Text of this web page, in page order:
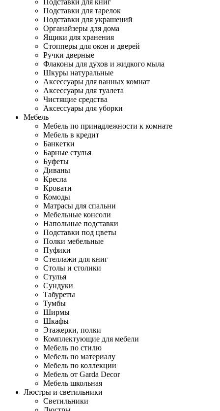
Подставки для книг
Подставки для тарелок
Подставки для украшений
Органайзеры для дома
Ящики для хранения
Стопперы для окон и дверей
Ручки дверные
Флаконы для духов и жидкого мыла
Шкуры натуральные
Аксессуары для ванных комнат
Аксессуары для туалета
Чистящие средства
Аксессуары для уборки
Мебель
Мебель по принадлежности к комнате
Мебель в кредит
Банкетки
Барные стулья
Буфеты
Диваны
Кресла
Кровати
Комоды
Матрасы для спальни
Мебельные консоли
Напольные подставки
Подставки под цветы
Полки мебельные
Пуфики
Стеллажи для книг
Столы и столики
Стулья
Сундуки
Табуреты
Тумбы
Ширмы
Шкафы
Этажерки, полки
Комплектующие для мебели
Мебель по стилю
Мебель по материалу
Мебель по коллекции
Мебель от Garda Decor
Мебель школьная
Люстры и светильники
Светильники